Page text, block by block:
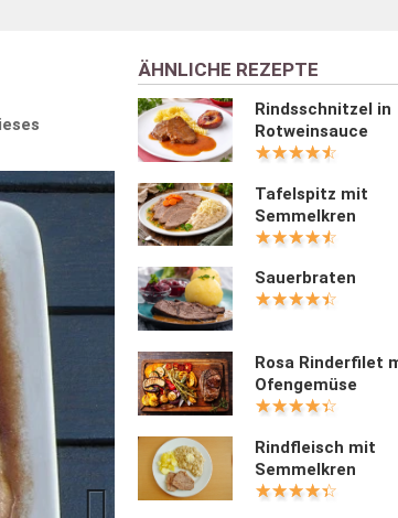
ÄHNLICHE REZEPTE
Rindsschnitzel in
Rotweinsauce
Tafelspitz mit
Semmelkren
Sauerbraten
Rosa Rinderfilet
Ofengemüse
Rindfleisch mit
Semmelkren